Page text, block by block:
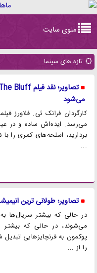
navigation
منوی سایت
تازه های سینما
می‌شود
کارگردان فرانک ئی. فلاورز
می‌رسد. ایده‌اش ساده و در
بردارید، اسلحه‌های کمری را
...
تصاویر؛ طولانی ترین
در حالی که بیشتر
می‌شوند، در حالی که بیشتر
پوکمون به فرنچایزهایی
را از ...